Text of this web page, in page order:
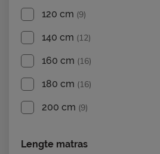
120 cm (9)
140 cm (12)
160 cm (16)
180 cm (16)
200 cm (9)
Lengte matras